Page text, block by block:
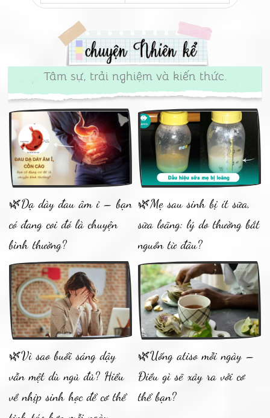
Tâm sự, trải nghiệm và kiến thức.
🌿Dạ dày đau âm ỉ – bạn
có đang coi đó là chuyện
bình thường?
🌿Mẹ sau sinh bị ít sữa,
sữa loãng: lý do thường bắt
nguồn từ đâu?
🌿Vì sao buổi sáng dậy
vẫn mệt dù ngủ đủ? Hiểu
về nhịp sinh học để cơ thể
🌿Uống atiso mỗi ngày –
Điều gì sẽ xảy ra với cơ
thể bạn?